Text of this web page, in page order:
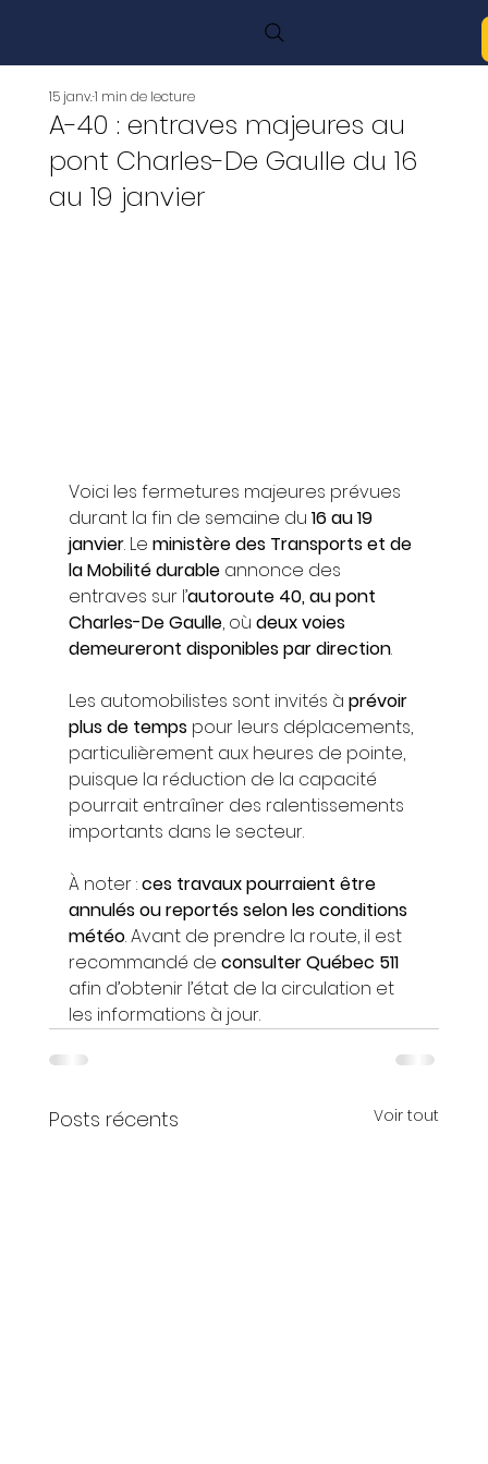
A-40 : entraves majeures au
pont Charles-De Gaulle du 16
au 19 janvier
15 janv.1 min de lecture
Voici les fermetures majeures prévues
durant la fin de semaine du 16 au 19
janvier. Le ministère des Transports et de
la Mobilité durable annonce des
entraves sur l’autoroute 40, au pont
Charles-De Gaulle, où deux voies
demeureront disponibles par direction.
Les automobilistes sont invités à prévoir
plus de temps pour leurs déplacements,
particulièrement aux heures de pointe,
puisque la réduction de la capacité
pourrait entraîner des ralentissements
importants dans le secteur.
À noter : ces travaux pourraient être
annulés ou reportés selon les conditions
météo. Avant de prendre la route, il est
recommandé de consulter Québec 511
afin d’obtenir l’état de la circulation et
les informations à jour.
Posts récents Voir tout